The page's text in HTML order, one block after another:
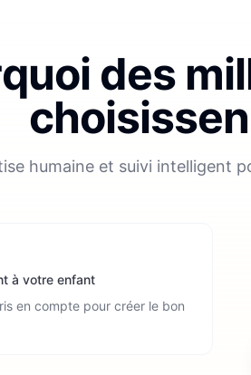
des
humaine et suivi intelligent
à votre enfant
en compte pour créer le bon